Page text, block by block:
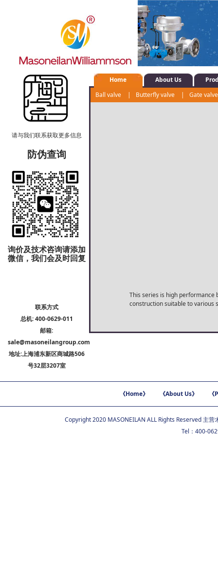
请与我们联系获取更多信息
防伪查询
询价及技术咨询请添加
微信，我们会及时回复
联系方式
总机: 400-0629-011
邮箱:
sale@masoneilangroup.com
地址:上海浦东新区商城路506
号32层3207室
Home About Us
Ball valve
| Butterfly valve |
Gate
This series is high
construction suitable to various
《Home》 《About Us》
Copyright 2020 MASONEILAN ALL Rights Reserved 主营:
Tel：400-